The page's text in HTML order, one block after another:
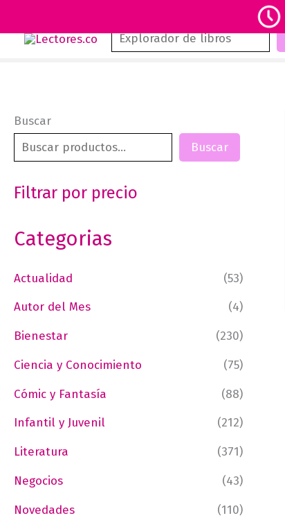
Buscar
Buscar
Buscar
Filtrar por precio
Categorias
Actualidad
(53)
Autor del Mes
(4)
Bienestar
(230)
Ciencia y Conocimiento
(75)
Cómic y Fantasía
(88)
Infantil y Juvenil
(212)
Literatura
(371)
Negocios
(43)
Novedades
(110)